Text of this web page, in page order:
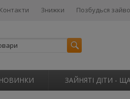
Контакти Знижки Позбудься
НОВИНКИ ЗАЙНЯТІ ДІТИ -